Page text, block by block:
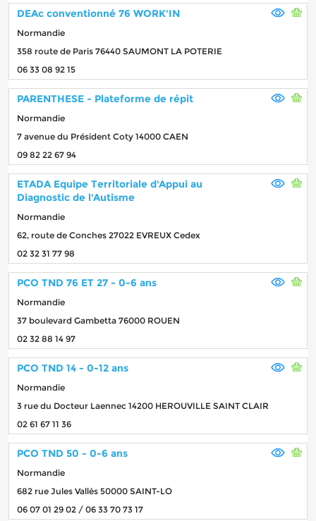
DEAc conventionné 76 WORK'IN
Normandie
358 route de Paris 76440 SAUMONT LA POTERIE
06 33 08 92 15
PARENTHESE - Plateforme de répit
Normandie
7 avenue du Président Coty 14000 CAEN
09 82 22 67 94
ETADA Equipe Territoriale d'Appui au
Diagnostic de l'Autisme
Normandie
62, route de Conches 27022 EVREUX Cedex
02 32 31 77 98
PCO TND 76 ET 27 - 0-6 ans
Normandie
37 boulevard Gambetta 76000 ROUEN
02 32 88 14 97
PCO TND 14 - 0-12 ans
Normandie
3 rue du Docteur Laennec 14200 HEROUVILLE SAINT CLAIR
02 61 67 11 36
PCO TND 50 - 0-6 ans
Normandie
682 rue Jules Vallès 50000 SAINT-LO
06 07 01 29 02 / 06 33 70 73 17